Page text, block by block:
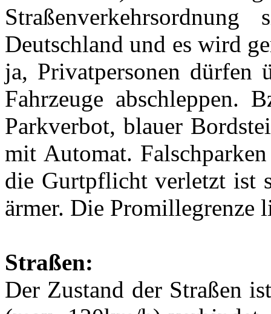
Deutschland und es wird
ja, Privatpersonen dürfen
Fahrzeuge abschleppen.
Parkverbot, blauer
mit Automat.
die Gurtpflicht verletzt ist
ärmer. Die Promillegrenze
Straßen:
Der Zustand der Straßen